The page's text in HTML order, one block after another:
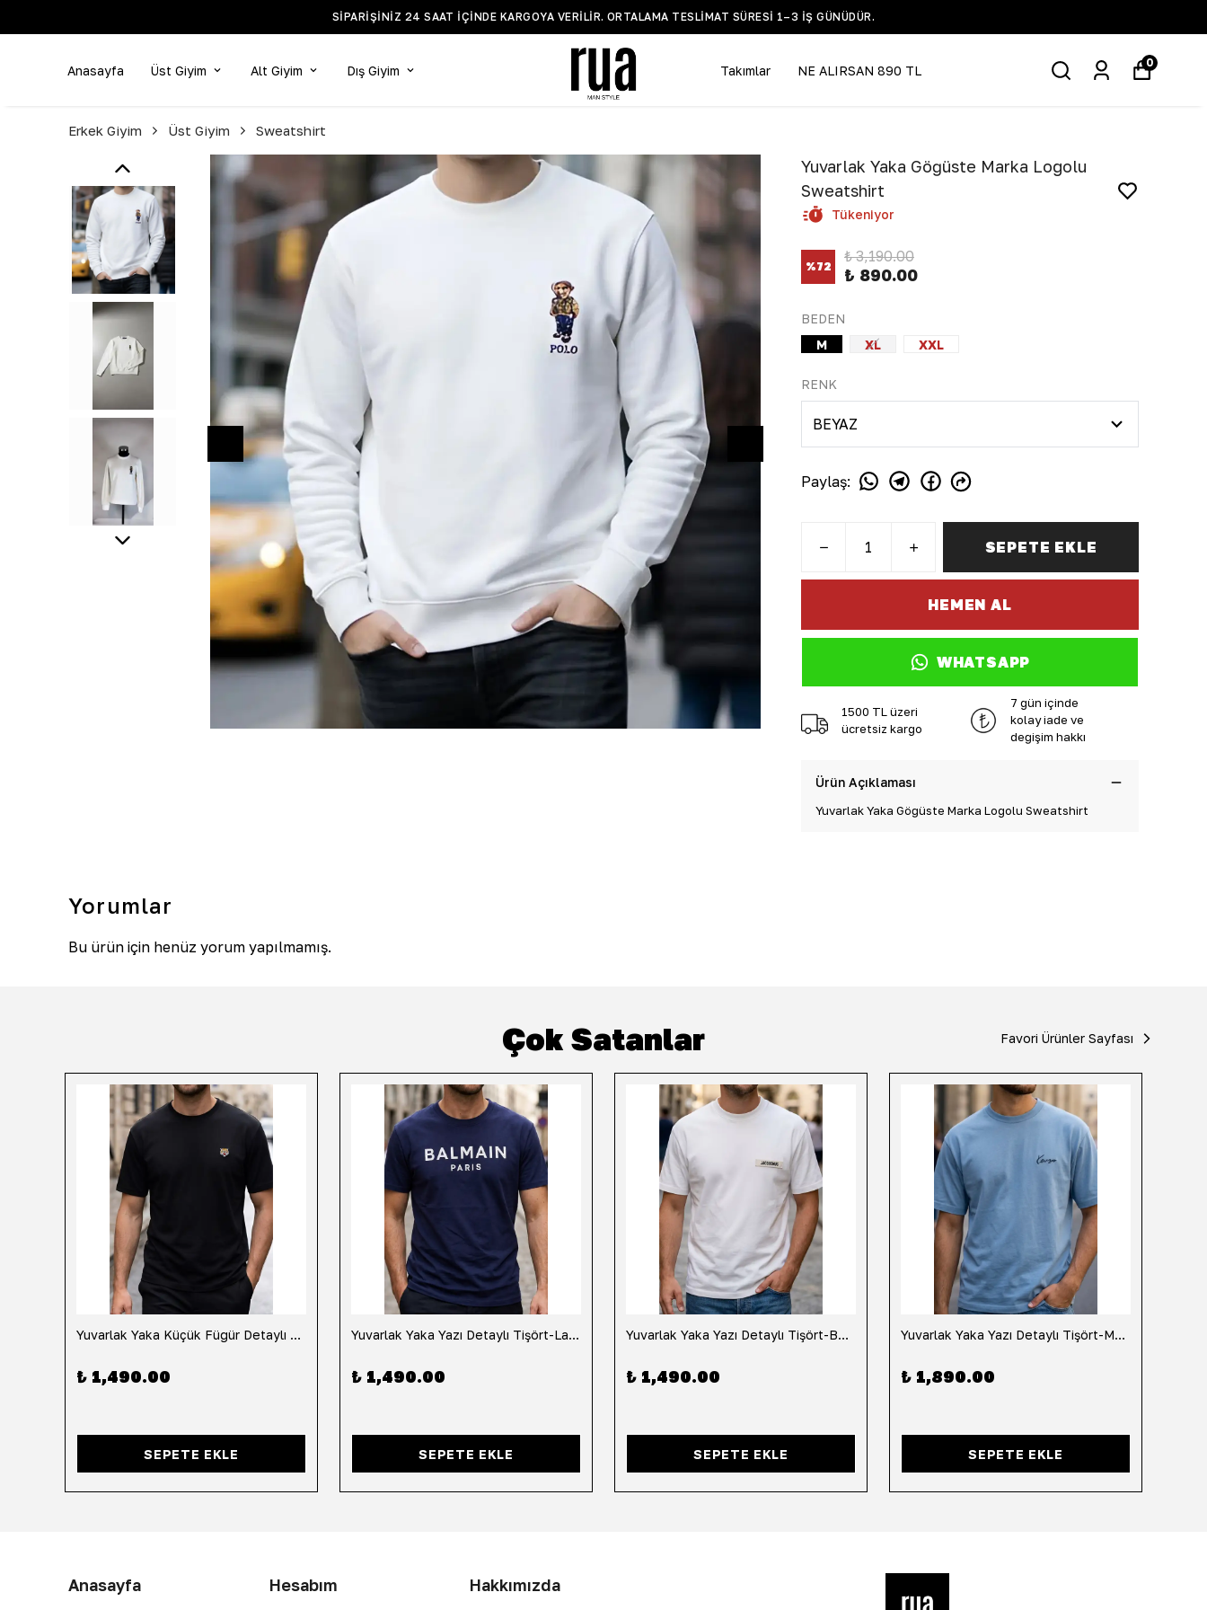
SIPARIŞINIZ 24 SAAT IÇINDE KARGOYA VERILIR. ORTALAMA TESLIMAT SÜRESI 1–3 IŞ GÜNÜDÜR.
Anasayfa Üst Giyim Alt Giyim Dış Giyim Takımlar NE ALIRSAN 890 TL
0
Erkek Giyim Üst Giyim Sweatshirt
Yuvarlak Yaka Göğüste Marka Logolu
Sweatshirt
Tükeniyor
%72
₺ 3,190.00
₺ 890.00
BEDEN
M
XL XXL
RENK
Paylaş:
SEPETE EKLE
HEMEN AL
WHATSAPP
1500 TL üzeri
ücretsiz kargo
7 gün içinde
kolay iade ve
değişim hakkı
Ürün Açıklaması
Yuvarlak Yaka Göğüste Marka Logolu Sweatshirt
Yorumlar
Bu ürün için henüz yorum yapılmamış.
Çok Satanlar Favori Ürünler Sayfası
Yuvarlak Yaka Küçük Fügür Detaylı Tişört-Siyah
₺ 1,490.00
SEPETE EKLE
Yuvarlak Yaka Yazı Detaylı Tişört-Lacivert
₺ 1,490.00
SEPETE EKLE
Yuvarlak Yaka Yazı Detaylı Tişört-Beyaz
₺ 1,490.00
SEPETE EKLE
Yuvarlak Yaka Yazı Detaylı Tişört-Mavi
₺ 1,890.00
SEPETE EKLE
Anasayfa Hesabım Hakkımızda